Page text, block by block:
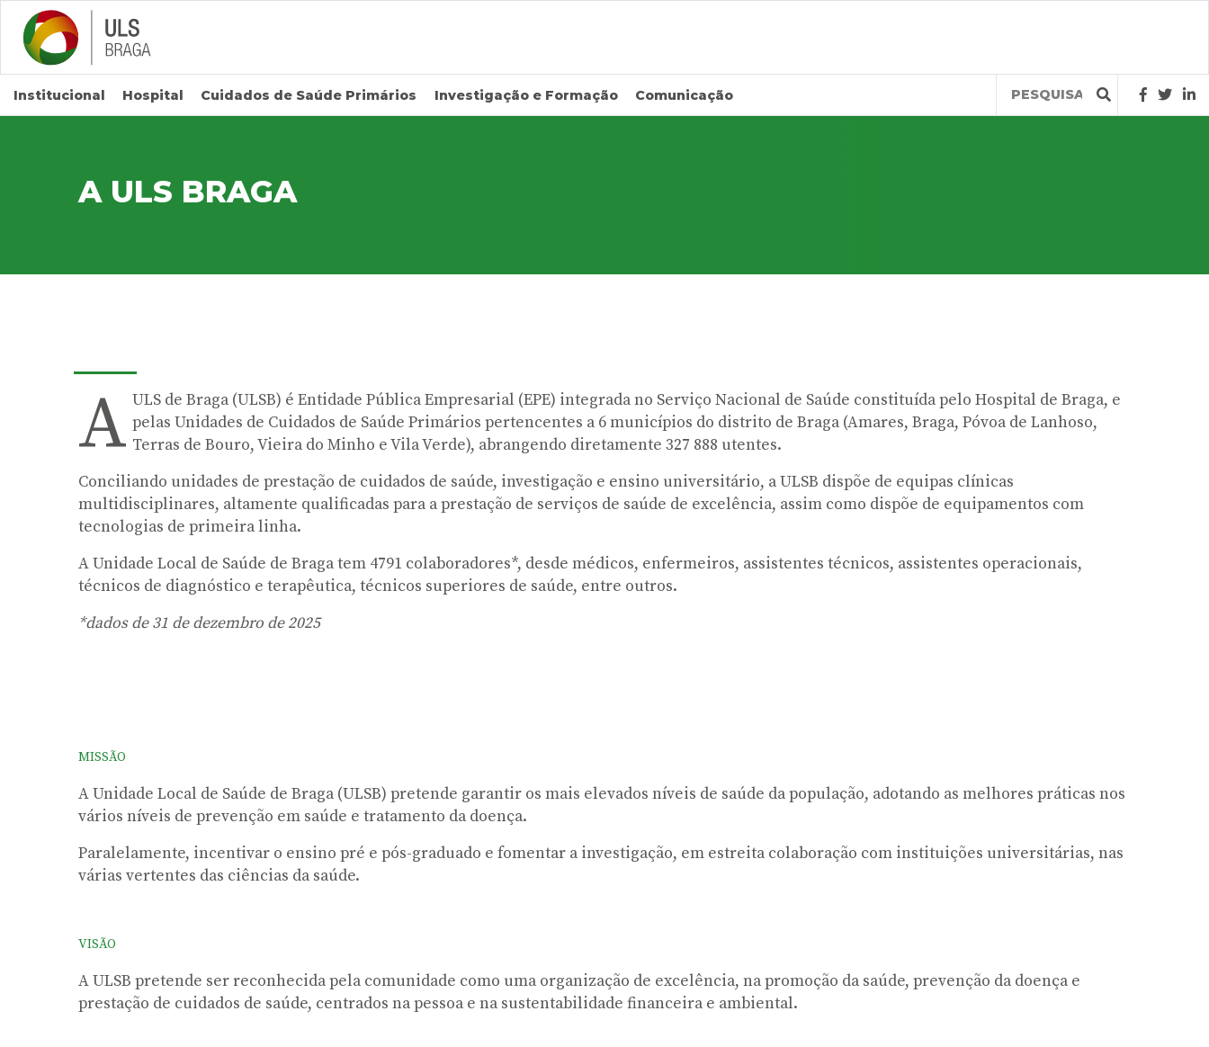
Saltar para conteúdo principal
Institucional Hospital Cuidados de Saúde Primários Investigação e Formação Comunicação
Query
A ULS BRAGA
A ULS de Braga (ULSB) é Entidade Pública Empresarial (EPE) integrada no Serviço Nacional de Saúde constituída pelo Hospital de Braga, e
pelas Unidades de Cuidados de Saúde Primários pertencentes a 6 municípios do distrito de Braga (Amares, Braga, Póvoa de Lanhoso,
Terras de Bouro, Vieira do Minho e Vila Verde), abrangendo diretamente 327 888 utentes.
Conciliando unidades de prestação de cuidados de saúde, investigação e ensino universitário, a ULSB dispõe de equipas clínicas
multidisciplinares, altamente qualificadas para a prestação de serviços de saúde de excelência, assim como dispõe de equipamentos com
tecnologias de primeira linha.
A Unidade Local de Saúde de Braga tem 4791 colaboradores*, desde médicos, enfermeiros, assistentes técnicos, assistentes operacionais,
técnicos de diagnóstico e terapêutica, técnicos superiores de saúde, entre outros.
*dados de 31 de dezembro de 2025
MISSÃO
A Unidade Local de Saúde de Braga (ULSB) pretende garantir os mais elevados níveis de saúde da população, adotando as melhores práticas nos
vários níveis de prevenção em saúde e tratamento da doença.
Paralelamente, incentivar o ensino pré e pós-graduado e fomentar a investigação, em estreita colaboração com instituições universitárias, nas
várias vertentes das ciências da saúde.
VISÃO
A ULSB pretende ser reconhecida pela comunidade como uma organização de excelência, na promoção da saúde, prevenção da doença e
prestação de cuidados de saúde, centrados na pessoa e na sustentabilidade financeira e ambiental.